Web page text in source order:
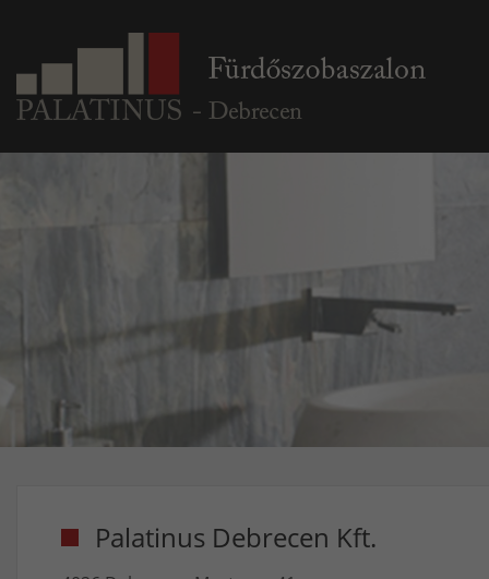
Palatinus Debrecen Kft.